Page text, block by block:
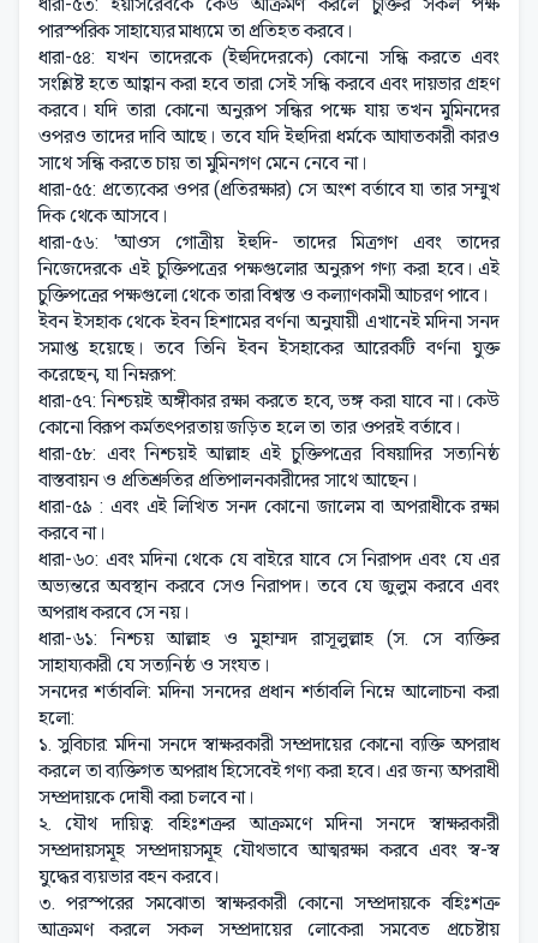
পারস্পরিক সাহায্যের মাধ্যমে তা প্রতিহত করবে।
ধারা-৫৪: যখন তাদেরকে (ইহুদিদেরকে) কোনো সন্ধি করতে এবং
সংশ্লিষ্ট হতে আহ্বান করা হবে তারা সেই সন্ধি করবে এবং দায়ভার গ্রহণ
করবে। যদি তারা কোনো অনুরূপ সন্ধির পক্ষে যায় তখন মুমিনদের
ওপরও তাদের দাবি আছে। তবে যদি ইহুদিরা ধর্মকে আঘাতকারী কারও
সাথে সন্ধি করতে চায় তা মুমিনগণ মেনে নেবে না।
ধারা-৫৫: প্রত্যেকের ওপর (প্রতিরক্ষার) সে অংশ বর্তাবে যা তার সম্মুখ
দিক থেকে আসবে।
ধারা-৫৬: 'আওস গোত্রীয় ইহুদি- তাদের মিত্রগণ এবং তাদের
নিজেদেরকে এই চুক্তিপত্রের পক্ষগুলোর অনুরূপ গণ্য করা হবে। এই
চুক্তিপত্রের পক্ষগুলো থেকে তারা বিশ্বস্ত ও কল্যাণকামী আচরণ পাবে।
ইবন ইসহাক থেকে ইবন হিশামের বর্ণনা অনুযায়ী এখানেই মদিনা সনদ
সমাপ্ত হয়েছে। তবে তিনি ইবন ইসহাকের আরেকটি বর্ণনা যুক্ত
করেছেন, যা নিম্নরূপ:
ধারা-৫৭: নিশ্চয়ই অঙ্গীকার রক্ষা করতে হবে, ভঙ্গ করা যাবে না। কেউ
কোনো বিরূপ কর্মতৎপরতায় জড়িত হলে তা তার ওপরই বর্তাবে।
ধারা-৫৮: এবং নিশ্চয়ই আল্লাহ এই চুক্তিপত্রের বিষয়াদির সত্যনিষ্ঠ
বাস্তবায়ন ও প্রতিশ্রুতির প্রতিপালনকারীদের সাথে আছেন।
ধারা-৫৯ : এবং এই লিখিত সনদ কোনো জালেম বা অপরাধীকে রক্ষা
করবে না।
ধারা-৬০: এবং মদিনা থেকে যে বাইরে যাবে সে নিরাপদ এবং যে এর
অভ্যন্তরে অবস্থান করবে সেও নিরাপদ। তবে যে জুলুম করবে এবং
অপরাধ করবে সে নয়।
ধারা-৬১: নিশ্চয় আল্লাহ ও মুহাম্মদ রাসূলুল্লাহ (স. সে ব্যক্তির
সাহায্যকারী যে সত্যনিষ্ঠ ও সংযত।
সনদের শর্তাবলি: মদিনা সনদের প্রধান শর্তাবলি নিম্নে আলোচনা করা
হলো:
১. সুবিচার: মদিনা সনদে স্বাক্ষরকারী সম্প্রদায়ের কোনো ব্যক্তি অপরাধ
করলে তা ব্যক্তিগত অপরাধ হিসেবেই গণ্য করা হবে। এর জন্য অপরাধী
সম্প্রদায়কে দোষী করা চলবে না।
২. যৌথ দায়িত্ব: বহিঃশত্রুর আক্রমণে মদিনা সনদে স্বাক্ষরকারী
সম্প্রদায়সমূহ সম্প্রদায়সমূহ যৌথভাবে আত্মরক্ষা করবে এবং স্ব-স্ব
যুদ্ধের ব্যয়ভার বহন করবে।
৩. পরস্পরের সমঝোতা স্বাক্ষরকারী কোনো সম্প্রদায়কে বহিঃশত্রু
আক্রমণ করলে সকল সম্প্রদায়ের লোকেরা সমবেত প্রচেষ্টায়